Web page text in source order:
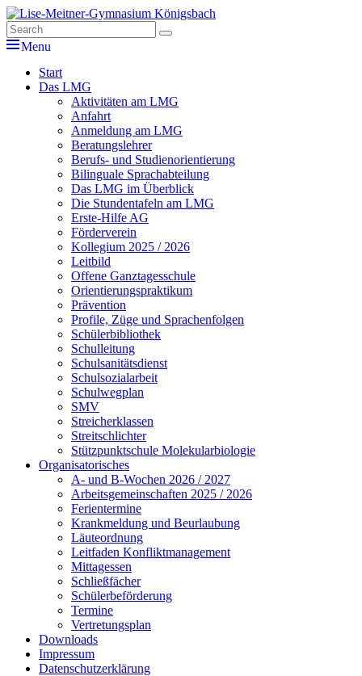
Skip
to
content
Lise-Meitner-Gymnasium Königsbach
Das Gymnasium der Gemeinden Königsbach-Stein, Kämpfelbach,
Eisingen und Ispringen
Search
for:
Suche
Menu
Hauptmenü
Start
Das LMG
Aktivitäten am LMG
Anfahrt
Anmeldung am LMG
Beratungslehrer
Berufs- und Studienorientierung
Bilinguale Sprachabteilung
Das LMG im Überblick
Die Stundentafeln am LMG
Erste-Hilfe AG
Förderverein
Kollegium 2025 / 2026
Leitbild
Offene Ganztagesschule
Orientierungspraktikum
Prävention
Profile, Züge und Sprachenfolgen
Schülerbibliothek
Schulleitung
Schulsanitätsdienst
Schulsozialarbeit
Schulwegplan
SMV
Streicherklassen
Streitschlichter
Stützpunktschule Molekularbiologie
Organisatorisches
A- und B-Wochen 2026 / 2027
Arbeitsgemeinschaften 2025 / 2026
Ferientermine
Krankmeldung und Beurlaubung
Läuteordnung
Leitfaden Konfliktmanagement
Mittagessen
Schließfächer
Schülerbeförderung
Termine
Vertretungsplan
Downloads
Impressum
Datenschutzerklärung